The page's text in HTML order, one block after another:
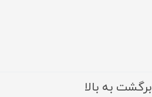
برگشت به بالا